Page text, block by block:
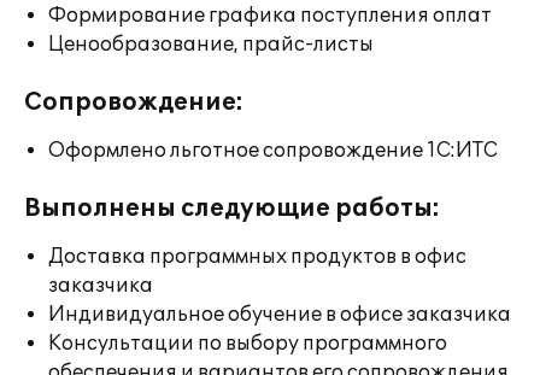
Формирование графика поступления оплат
Ценообразование, прайс-листы
Сопровождение:
Оформлено льготное сопровождение 1С:ИТС
Выполнены следующие работы:
Доставка программных продуктов в офис
заказчика
Индивидуальное обучение в офисе заказчика
Консультации по выбору программного